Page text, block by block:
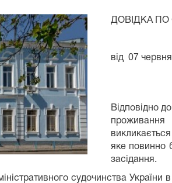
ДОВІДКА ПО
від 07
Відповідно
яке повинно
засідання.
судочинства України